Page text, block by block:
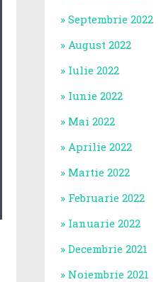
Septembrie 2022
August 2022
Iulie 2022
Iunie 2022
Mai 2022
Aprilie 2022
Martie 2022
Februarie 2022
Ianuarie 2022
Decembrie 2021
Noiembrie 2021